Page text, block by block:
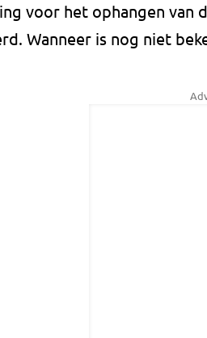
voor het ophangen van
Wanneer is nog niet